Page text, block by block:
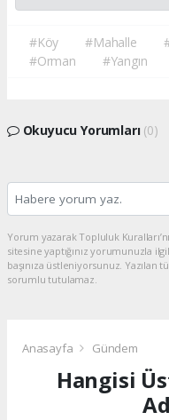
#Köy #Mahalle
#Orman
#Yangın
Okuyucu Yorumları (0)
Yorum yazarak Topluluk
sitesine yaptığınız yorumunuzla
başınıza üstleniyorsunuz.
sorumlu tutulamaz.
Anasayfa Gündem
Hangisi